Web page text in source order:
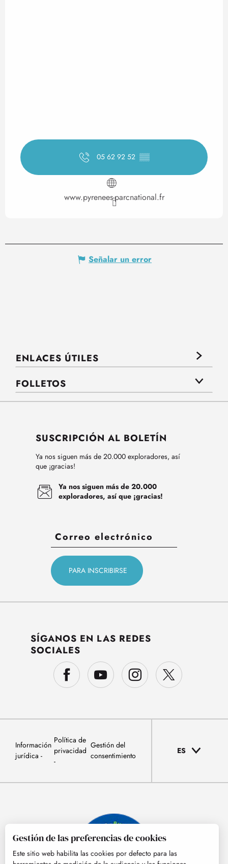
05 62 92 52 ▒▒
www.pyrenees-parcnational.fr
Señalar un error
ENLACES ÚTILES
FOLLETOS
SUSCRIPCIÓN AL BOLETÍN
Ya nos siguen más de 20.000 exploradores, así
que ¡gracias!
Ya nos siguen más de 20.000
exploradores, así que ¡gracias!
SÍGANOS EN LAS REDES
SOCIALES
Información
jurídica
Política de
privacidad
Gestión del
consentimiento
ES
Gestión de las preferencias de cookies
Este sitio web habilita las cookies por defecto para las